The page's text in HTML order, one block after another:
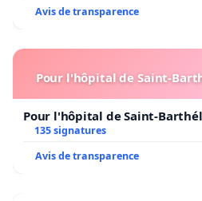
Avis de transparence
Pour l'hôpital de Saint-
Pour l'hôpital de Saint-
135 signatures
Avis de transparence